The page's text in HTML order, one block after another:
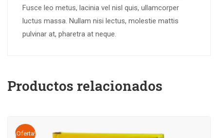
Fusce leo metus, lacinia vel nisl quis, ullamcorper
luctus massa. Nullam nisi lectus, molestie mattis
pulvinar at, pharetra at neque.
Productos relacionados
¡Oferta!